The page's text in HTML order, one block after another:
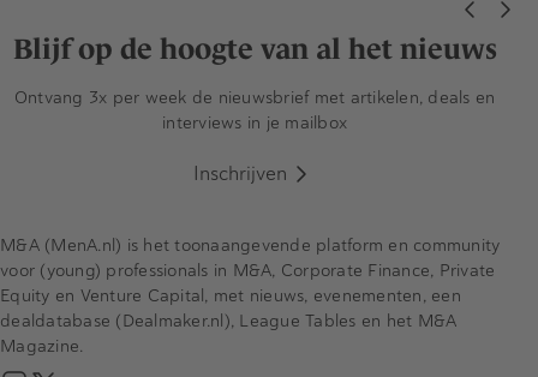
Blijf op de hoogte van al het nieuws
Ontvang 3x per week de nieuwsbrief met artikelen, deals en
interviews in je mailbox
Inschrijven
M&A (MenA.nl) is het toonaangevende platform en community
voor (young) professionals in M&A, Corporate Finance, Private
Equity en Venture Capital, met nieuws, evenementen, een
dealdatabase (Dealmaker.nl), League Tables en het M&A
Magazine.